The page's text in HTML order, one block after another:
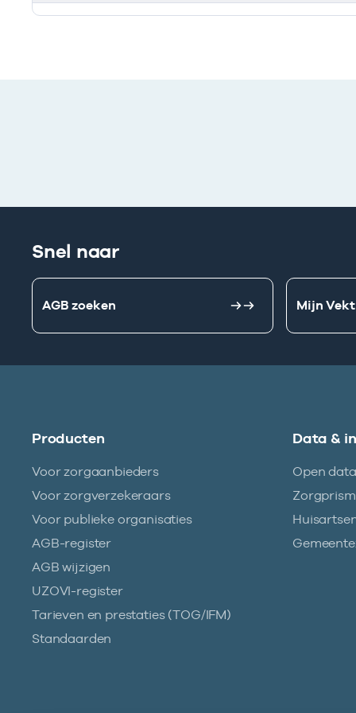
Ik heb een arbeidsrelatie met
Snel naar
AGB zoeken Mijn
Producten
Voor zorgaanbieders
Voor zorgverzekeraars
Voor publieke organisaties
AGB-register
AGB wijzigen
UZOVI-register
Tarieven en prestaties (TOG/IFM)
Standaarden
Data &
Open